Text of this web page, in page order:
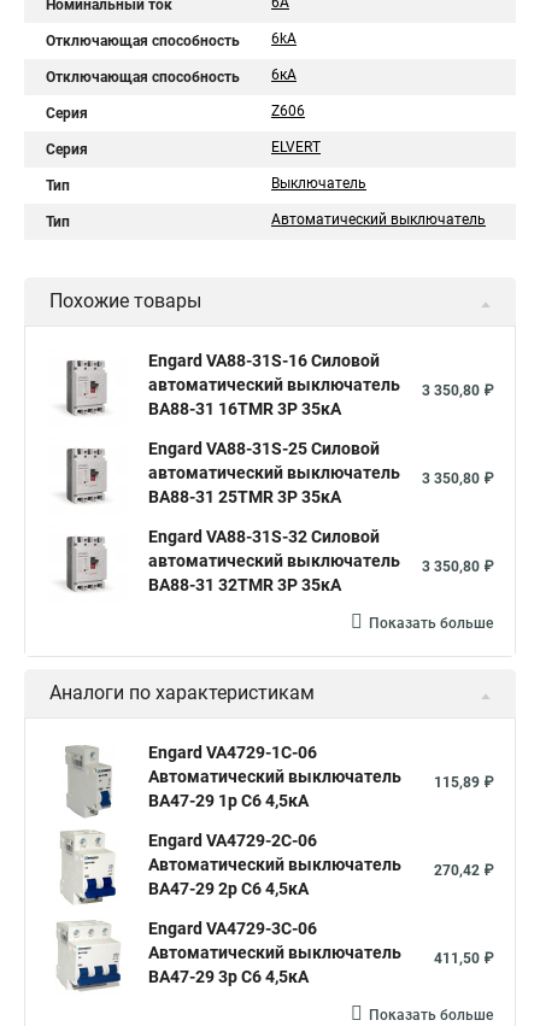
Номинальный ток
Отключающая способность 6kA
Отключающая способность 6кA
Серия Z606
Серия ELVERT
Тип Выключатель
Тип Автоматический выключатель
Похожие товары
Engard VA88-31S-16 Силовой
автоматический выключатель
ВА88-31 16TMR 3P 35кА
3 350,80 ₽
Engard VA88-31S-25 Силовой
автоматический выключатель
ВА88-31 25TMR 3P 35кА
3 350,80 ₽
Engard VA88-31S-32 Силовой
автоматический выключатель
ВА88-31 32TMR 3P 35кА
3 350,80 ₽
Показать больше
Аналоги по характеристикам
Engard VA4729-1C-06
Автоматический выключатель
ВА47-29 1р C6 4,5кА
115,89 ₽
Engard VA4729-2С-06
Автоматический выключатель
ВА47-29 2р C6 4,5кА
270,42 ₽
Engard VA4729-3С-06
Автоматический выключатель
ВА47-29 3р C6 4,5кА
411,50 ₽
Показать больше